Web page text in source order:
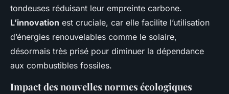
tondeuses réduisant leur empreinte carbone.
L’innovation est cruciale, car elle facilite l’utilisation
d’énergies renouvelables comme le solaire,
désormais très prisé pour diminuer la dépendance
aux combustibles fossiles.
Impact des nouvelles normes écologiques